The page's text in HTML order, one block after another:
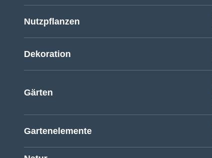
Nutzpflanzen
Dekoration
Gärten
Gartenelemente